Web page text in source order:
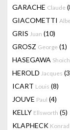
GARACHE Claude
GIACOMETTI
GRIS Juan (10)
GROSZ George (1)
HASEGAWA
HEROLD Jacques
ICART Louis (8)
JOUVE Paul (4)
KELLY Ellsworth (5)
KLAPHECK Konrad